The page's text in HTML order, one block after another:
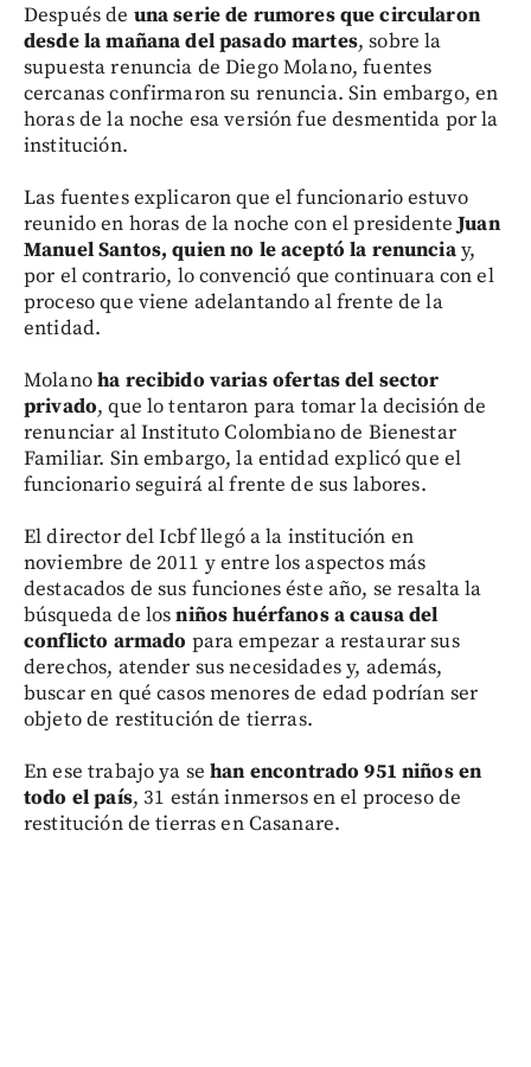
Después de una serie de rumores que circularon
desde la mañana del pasado martes, sobre la
supuesta renuncia de Diego Molano, fuentes
cercanas confirmaron su renuncia. Sin embargo, en
horas de la noche esa versión fue desmentida por la
institución.
Las fuentes explicaron que el funcionario estuvo
reunido en horas de la noche con el presidenteJuan
Manuel Santos, quien no le aceptó la renunciay,
por el contrario, lo convenció que continuara con el
proceso que viene adelantando al frente de la
entidad.
Molanoha recibido varias ofertas del sector
privado, que lo tentaron para tomar la decisión de
renunciar al Instituto Colombiano de Bienestar
Familiar. Sin embargo, la entidad explicó que el
funcionario seguirá al frente de sus labores.
El director del Icbf llegó a la institución en
noviembre de 2011 y entre los aspectos más
destacados de sus funciones éste año, se resalta la
búsqueda de losniños huérfanos a causa del
conflicto armado para empezar a restaurar sus
derechos, atender sus necesidades y, además,
buscar en qué casos menores de edad podrían ser
objeto de restitución de tierras.
En ese trabajo ya sehan encontrado 951 niños en
todo el país, 31 están inmersos en el proceso de
restitución de tierras en Casanare.